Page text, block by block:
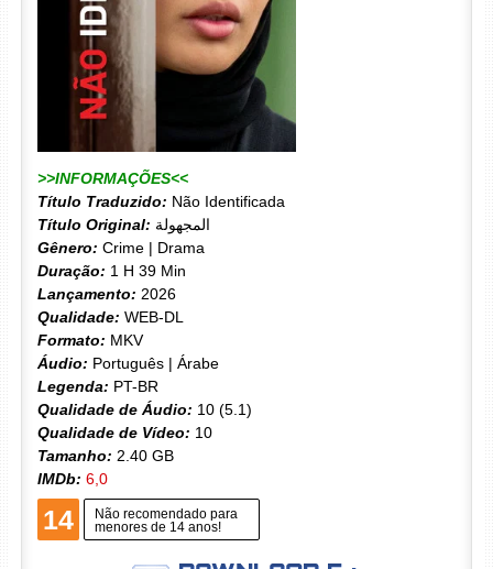
>>INFORMAÇÕES<<
Título Traduzido: Não Identificada
Título Original: المجهولة
Gênero: Crime | Drama
Duração: 1 H 39 Min
Lançamento: 2026
Qualidade: WEB-DL
Formato: MKV
Áudio: Português | Árabe
Legenda: PT-BR
Qualidade de Áudio: 10 (5.1)
Qualidade de Vídeo: 10
Tamanho: 2.40 GB
IMDb: 6,0
14
Não recomendado para
menores de 14 anos!